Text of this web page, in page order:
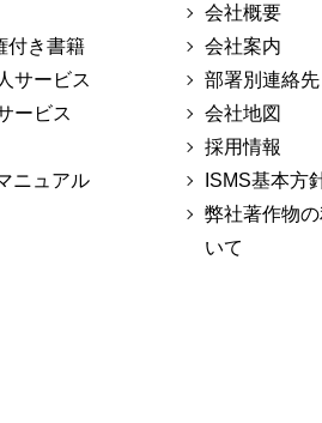
付き書籍
サービス
ービス
ニュアル
会社概要
会社案内
部署別連絡先
会社地図
採用情報
ISMS基本方
弊社著作物
いて